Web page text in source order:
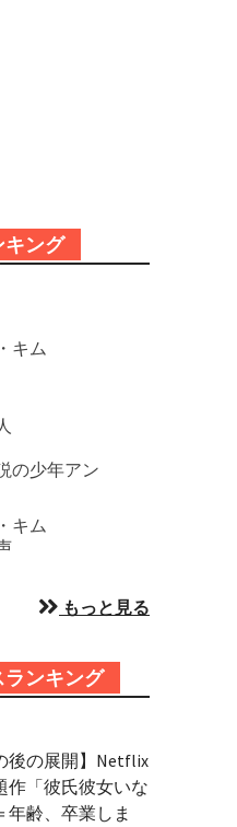
ング
キム
の少年アン
キム
もっと見る
ンキング
後の展開】Netflix
作「彼氏彼女いな
年齢、卒業しま